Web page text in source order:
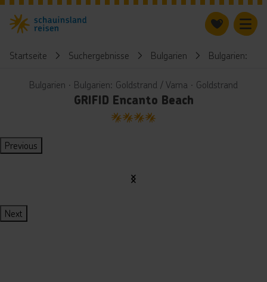
Startseite Suchergebnisse Bulgarien Bulgarien:
Bulgarien ∙ Bulgarien: Goldstrand / Varna ∙ Goldstrand
GRIFID Encanto Beach
4
Previous
Next